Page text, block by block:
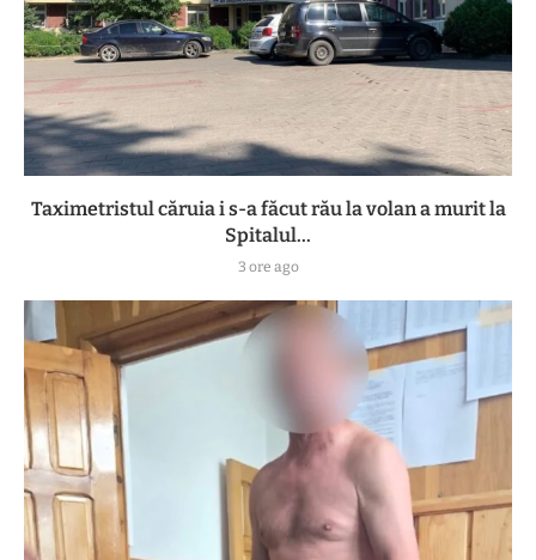
Taximetristul căruia i s-a făcut rău la volan a murit la
Spitalul...
3 ore ago